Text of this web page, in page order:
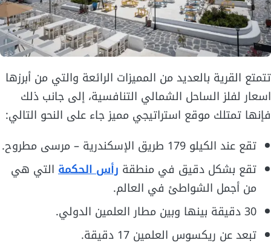
تتمتع القرية بالعديد من المميزات الرائعة والتي من أبرزها
اسعار لفلز الساحل الشمالي التنافسية، إلى جانب ذلك
فإنها تمتلك موقع استراتيجي مميز جاء على النحو التالي:
تقع عند الكيلو 179 طريق الإسكندرية – مرسى مطروح.
تقع بشكل دقيق في منطقة رأس الحكمة التي هي
من أجمل الشواطئ في العالم.
30 دقيقة بينها وبين مطار العلمين الدولي.
تبعد عن ريكسوس العلمين 17 دقيقة.